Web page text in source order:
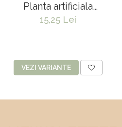
Planta artificiala
curgatoare - 85 cm
15,25 Lei
VEZI VARIANTE